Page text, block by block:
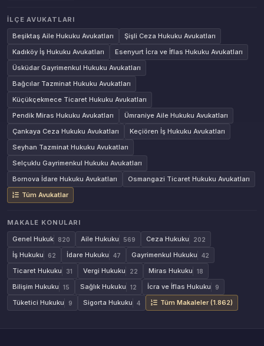
İLÇE AVUKATLARI
Beşiktaş Aile Hukuku Avukatları
Şişli Ceza Hukuku Avukatları
Kadıköy İş Hukuku Avukatları
Esenyurt İcra ve İflas Hukuku Avukatları
Üsküdar Gayrimenkul Hukuku Avukatları
Bağcılar Tazminat Hukuku Avukatları
Küçükçekmece Ticaret Hukuku Avukatları
Pendik Miras Hukuku Avukatları
Ümraniye Aile Hukuku Avukatları
Çankaya Ceza Hukuku Avukatları
Keçiören İş Hukuku Avukatları
Seyhan Tazminat Hukuku Avukatları
Selçuklu Gayrimenkul Hukuku Avukatları
Bornova İdare Hukuku Avukatları
Osmangazi Ticaret Hukuku Avukatları
Tüm Avukatlar
MAKALE KONULARI
Genel Hukuk
820 Aile Hukuku 569 Ceza Hukuku 202
İş Hukuku 62 İdare Hukuku 47 Gayrimenkul Hukuku 42
Ticaret Hukuku 31 Vergi Hukuku 22 Miras Hukuku 18
Bilişim Hukuku 15 Sağlık Hukuku 12 İcra ve İflas Hukuku 9
Tüketici Hukuku 9 Sigorta Hukuku 4 Tüm Makaleler (1.862)